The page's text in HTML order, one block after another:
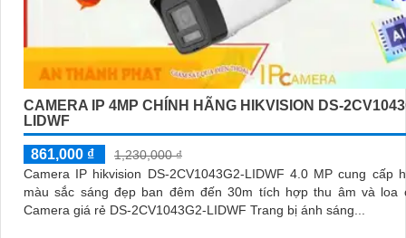
CAMERA IP 4MP CHÍNH HÃNG HIKVISION DS-
LIDWF
861,000 ₫
1,230,000 ₫
Camera IP hikvision DS-2CV1043G2-LIDWF 4.0 MP cung cấp
màu sắc sáng đẹp ban đêm đến 30m tích hợp thu âm và loa
Camera giá rẻ DS-2CV1043G2-LIDWF Trang bị ánh sáng...